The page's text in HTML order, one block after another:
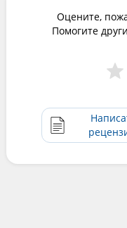
Оцените,
Помогите